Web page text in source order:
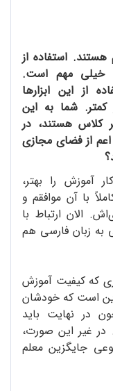
استفاده از
خیلی مهم است.
از این ابزارها
کمتر. شما به این
کلاس هستند، در
اعم از فضای مجازی
آموزش را بهتر،
با آن موافقم و
الان ارتباط با
زبان فارسی هم
که کیفیت آموزش
این است که خودشان
در نهایت باید
در غیر این صورت،
جایگزین معلم